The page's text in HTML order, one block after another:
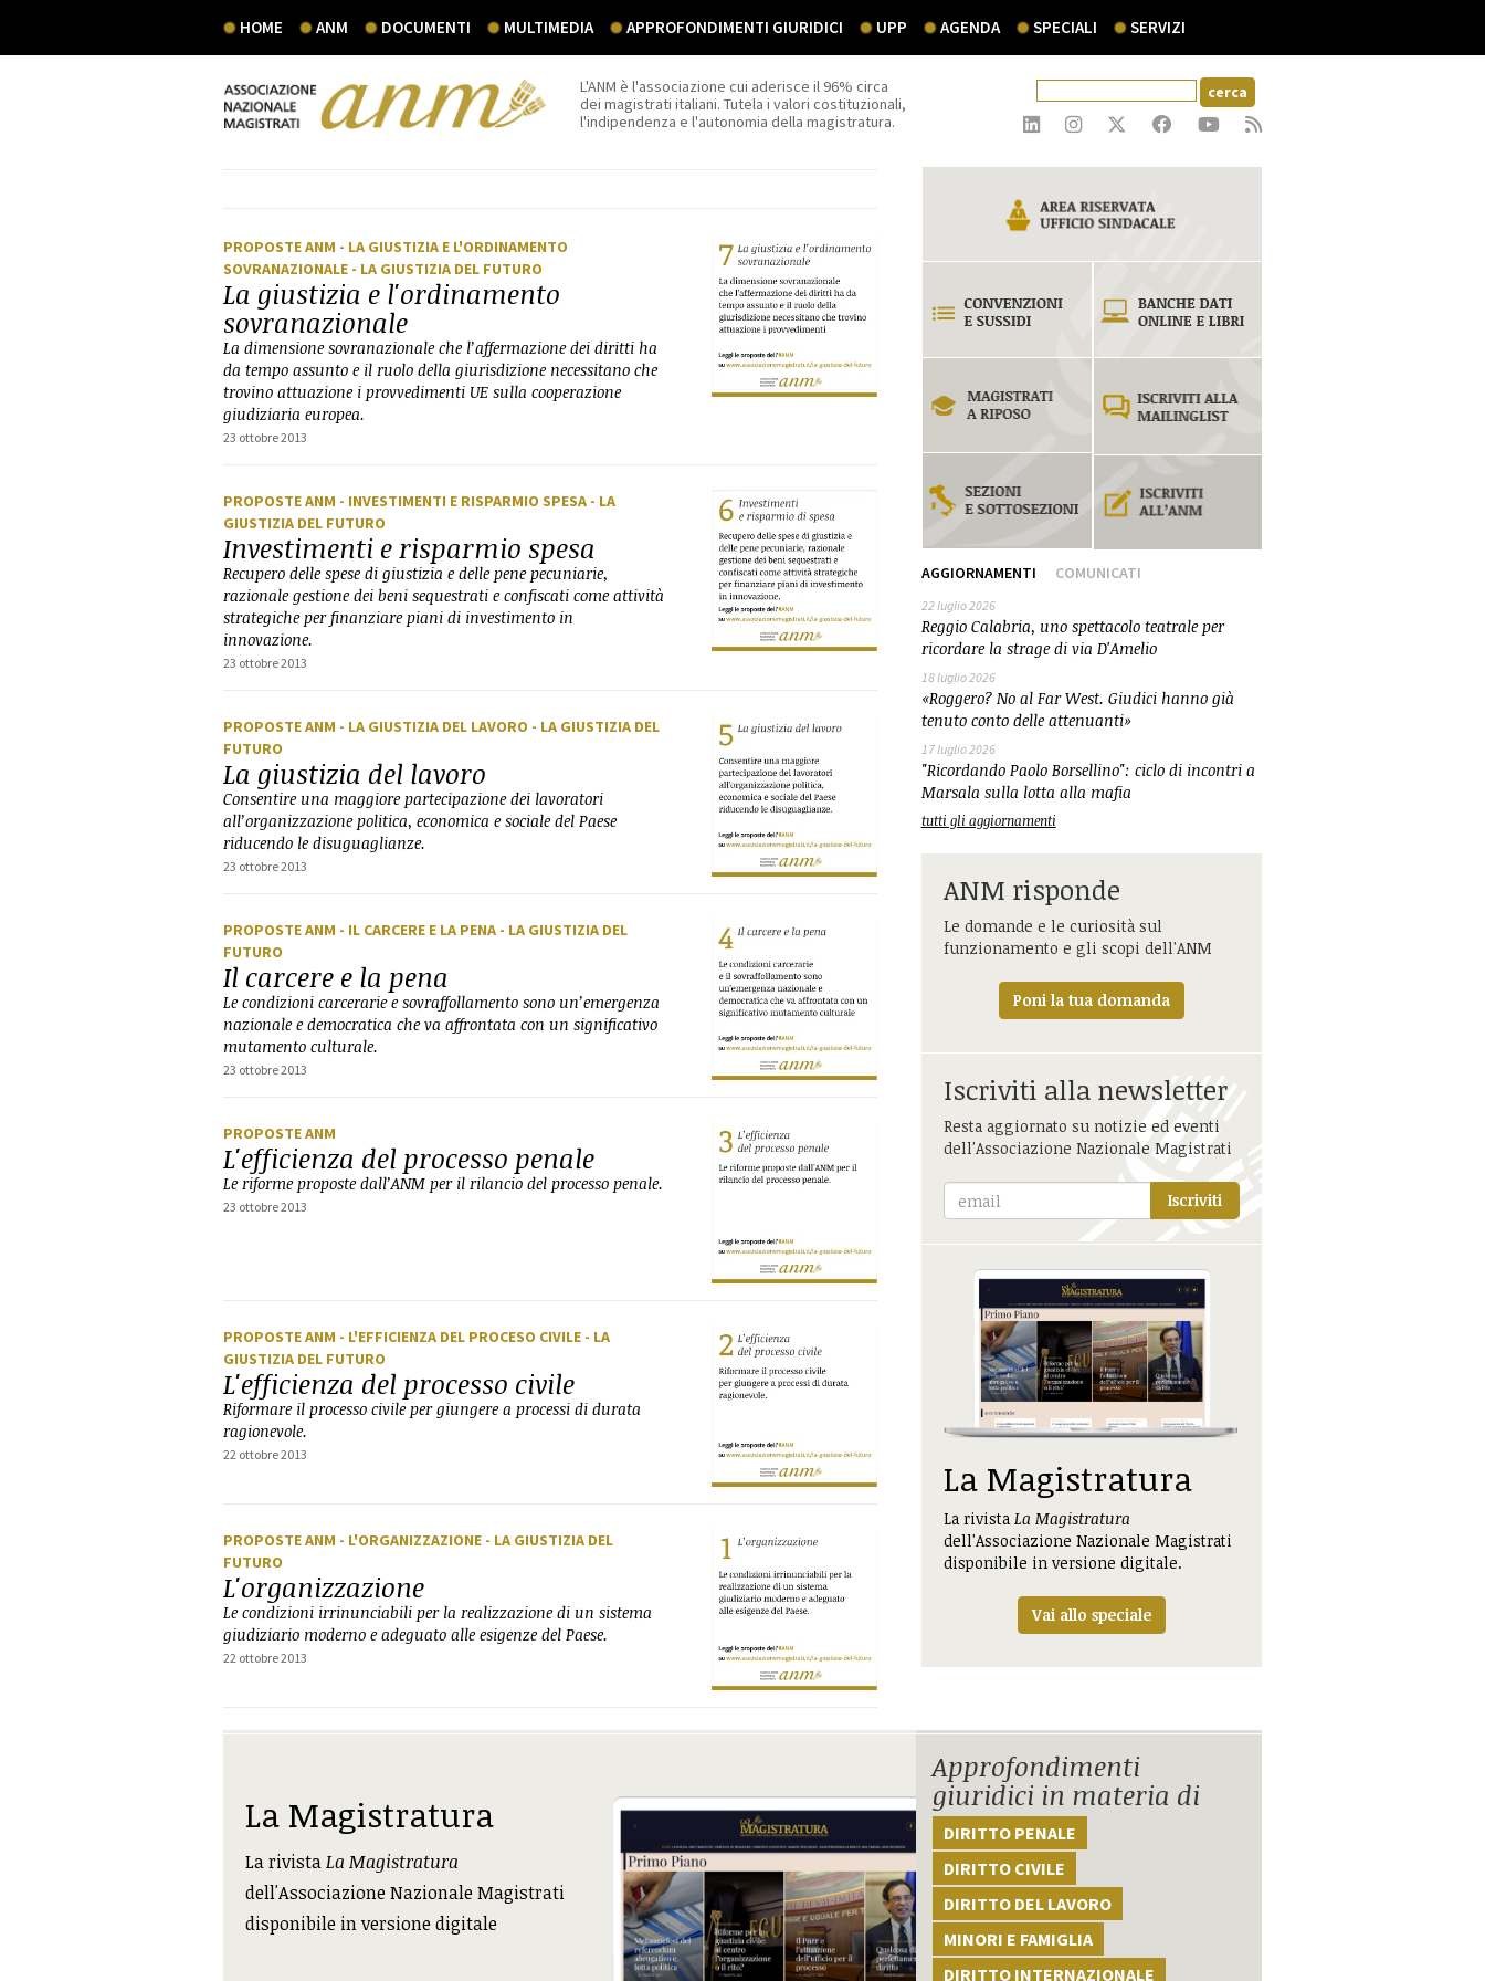
HOME ANM DOCUMENTI MULTIMEDIA APPROFONDIMENTI GIURIDICI UPP AGENDA SPECIALI SERVIZI
L'ANM è l'associazione cui aderisce il 96% circa
dei magistrati italiani. Tutela i valori costituzionali,
l'indipendenza e l'autonomia della magistratura.
PROPOSTE ANM - LA GIUSTIZIA E L'ORDINAMENTO
SOVRANAZIONALE - LA GIUSTIZIA DEL FUTURO
La giustizia e l'ordinamento
sovranazionale
La dimensione sovranazionale che l’affermazione dei diritti ha
da tempo assunto e il ruolo della giurisdizione necessitano che
trovino attuazione i provvedimenti UE sulla cooperazione
giudiziaria europea.
23 ottobre 2013
PROPOSTE ANM - INVESTIMENTI E RISPARMIO SPESA - LA
GIUSTIZIA DEL FUTURO
Investimenti e risparmio spesa
Recupero delle spese di giustizia e delle pene pecuniarie,
razionale gestione dei beni sequestrati e confiscati come attività
strategiche per finanziare piani di investimento in
innovazione.
23 ottobre 2013
PROPOSTE ANM - LA GIUSTIZIA DEL LAVORO - LA GIUSTIZIA DEL
FUTURO
La giustizia del lavoro
Consentire una maggiore partecipazione dei lavoratori
all’organizzazione politica, economica e sociale del Paese
riducendo le disuguaglianze.
23 ottobre 2013
PROPOSTE ANM - IL CARCERE E LA PENA - LA GIUSTIZIA DEL
FUTURO
Il carcere e la pena
Le condizioni carcerarie e sovraffollamento sono un’emergenza
nazionale e democratica che va affrontata con un significativo
mutamento culturale.
23 ottobre 2013
PROPOSTE ANM
L'efficienza del processo penale
Le riforme proposte dall’ANM per il rilancio del processo penale.
23 ottobre 2013
PROPOSTE ANM - L'EFFICIENZA DEL PROCESO CIVILE - LA
GIUSTIZIA DEL FUTURO
L'efficienza del processo civile
Riformare il processo civile per giungere a processi di durata
ragionevole.
22 ottobre 2013
PROPOSTE ANM - L'ORGANIZZAZIONE - LA GIUSTIZIA DEL
FUTURO
L'organizzazione
Le condizioni irrinunciabili per la realizzazione di un sistema
giudiziario moderno e adeguato alle esigenze del Paese.
22 ottobre 2013
AGGIORNAMENTI COMUNICATI
22 luglio 2026
Reggio Calabria, uno spettacolo teatrale per
ricordare la strage di via D'Amelio
18 luglio 2026
«Roggero? No al Far West. Giudici hanno già
tenuto conto delle attenuanti»
17 luglio 2026
"Ricordando Paolo Borsellino": ciclo di incontri a
Marsala sulla lotta alla mafia
tutti gli aggiornamenti
ANM risponde
Le domande e le curiosità sul
funzionamento e gli scopi dell'ANM
Poni la tua domanda
Iscriviti alla newsletter
Resta aggiornato su notizie ed eventi
dell'Associazione Nazionale Magistrati
Iscriviti
La Magistratura
La rivista La Magistratura
dell'Associazione Nazionale Magistrati
disponibile in versione digitale.
Vai allo speciale
La Magistratura
La rivistaLa Magistratura
dell'Associazione Nazionale Magistrati
disponibile in versione digitale
Approfondimenti
giuridici in materia di
DIRITTO PENALE
DIRITTO CIVILE
DIRITTO DEL LAVORO
MINORI E FAMIGLIA
DIRITTO INTERNAZIONALE